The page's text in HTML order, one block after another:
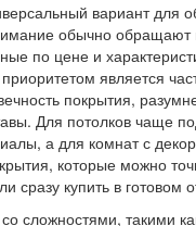
вариант для
обычно обращают
по цене и
является
покрытия,
Для потолков чаще
а для комнат с
которые можно
сразу купить в готовом
сложностями, такими